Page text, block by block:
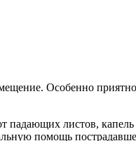
Особенно
падающих листов,
помощь